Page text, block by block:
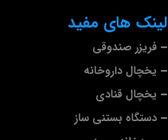
لینک های مفید
فریزر صندوقی
یخچال داروخانه
یخچال قنادی
دستگاه بستنی ساز